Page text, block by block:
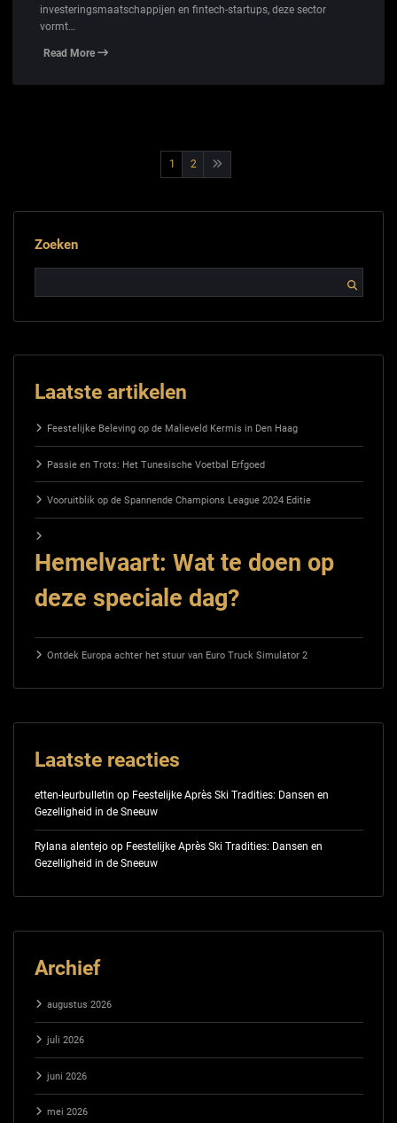
investeringsmaatschappijen en fintech-startups, deze sector
vormt…
Read More
Berichtnavigatie
1 2
Zoeken
Laatste artikelen
Feestelijke Beleving op de Malieveld Kermis in Den Haag
Passie en Trots: Het Tunesische Voetbal Erfgoed
Vooruitblik op de Spannende Champions League 2024 Editie
Hemelvaart: Wat te doen op
deze speciale dag?
Ontdek Europa achter het stuur van Euro Truck Simulator 2
Laatste reacties
etten-leurbulletin op Feestelijke Après Ski Tradities: Dansen en
Gezelligheid in de Sneeuw
Rylana alentejoop Feestelijke Après Ski Tradities: Dansen en
Gezelligheid in de Sneeuw
Archief
augustus 2026
juli 2026
juni 2026
mei 2026